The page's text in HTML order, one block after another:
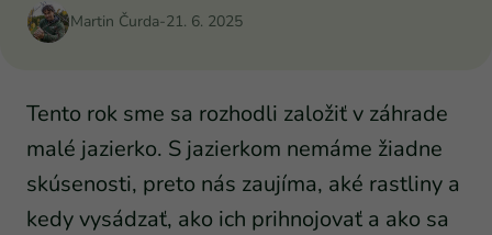
Martin Čurda-21. 6. 2025
Tento rok sme sa rozhodli založiť v záhrade
malé jazierko. S jazierkom nemáme žiadne
skúsenosti, preto nás zaujíma, aké rastliny a
kedy vysádzať, ako ich prihnojovať a ako sa